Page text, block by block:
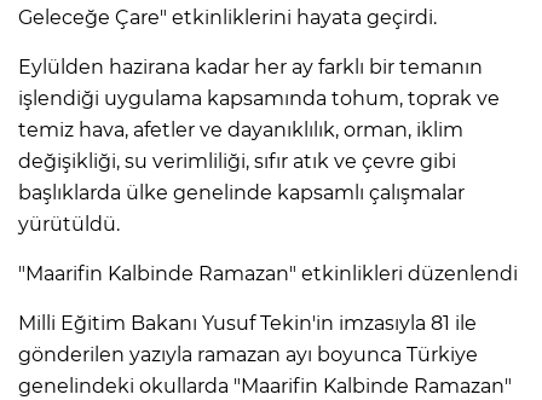
Geleceğe Çare" etkinliklerini hayata geçirdi.
Eylülden hazirana kadar her ay farklı bir temanın
işlendiği uygulama kapsamında tohum, toprak ve
temiz hava, afetler ve dayanıklılık, orman, iklim
değişikliği, su verimliliği, sıfır atık ve çevre gibi
başlıklarda ülke genelinde kapsamlı çalışmalar
yürütüldü.
"Maarifin Kalbinde Ramazan" etkinlikleri düzenlendi
Milli Eğitim Bakanı Yusuf Tekin'in imzasıyla 81 ile
gönderilen yazıyla ramazan ayı boyunca Türkiye
genelindeki okullarda "Maarifin Kalbinde Ramazan"